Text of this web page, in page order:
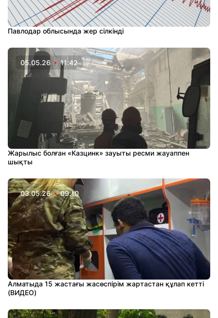
Павлодар облысында жер сілкінді
05.05.26 11:42
Жарылыс болған «Казцинк» зауыты ресми жауаппен
шықты
03.05.26 09:10
Алматыда 15 жастағы жасөспірім жартастан құлап кетті
(ВИДЕО)